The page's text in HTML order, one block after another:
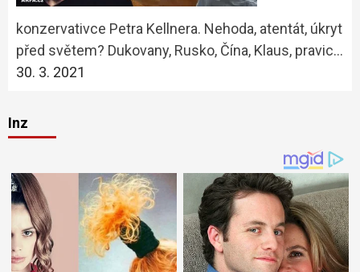
konzervativce Petra Kellnera. Nehoda, atentát, úkryt
před světem? Dukovany, Rusko, Čína, Klaus, pravic…
30. 3. 2021
Inz